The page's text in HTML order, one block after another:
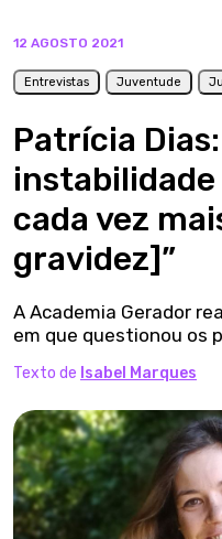
12 AGOSTO 2021
Entrevistas Juventude
Patrícia
instabilidade
cada vez
gravidez]”
A Academia Gerador
em que questionou os
Texto de Isabel Marques